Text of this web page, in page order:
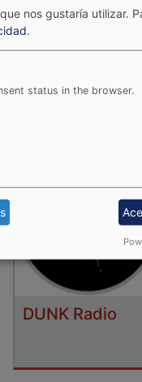
DUNK Radio
nos gustaría utilizar.
.
status in the browser.